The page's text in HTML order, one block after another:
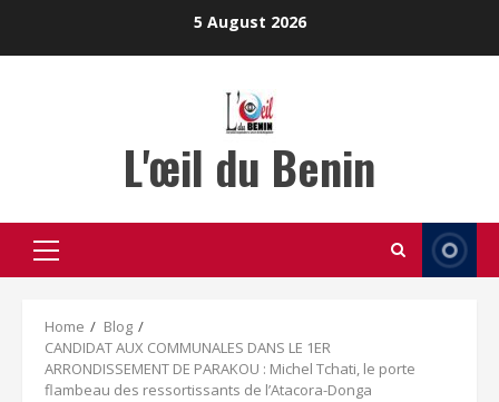
5 August 2026
L'œil du Benin
Primary
Menu
Home
Blog
CANDIDAT AUX COMMUNALES DANS LE 1ER
ARRONDISSEMENT DE PARAKOU : Michel Tchati, le porte
flambeau des ressortissants de l’Atacora-Donga